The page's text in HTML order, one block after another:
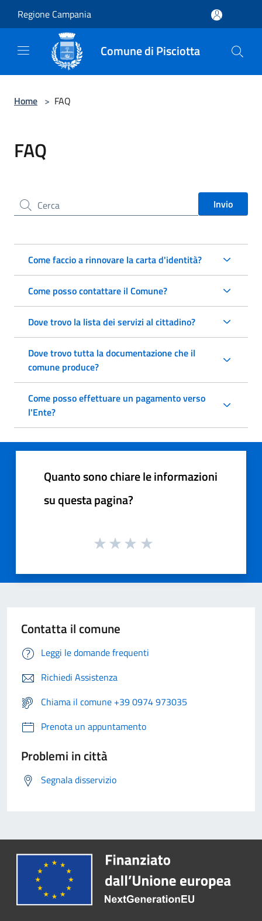
Regione Campania
Comune di Pisciotta
Home > FAQ
FAQ
Cerca nel sito Invio
Come faccio a rinnovare la carta d'identità?
Come posso contattare il Comune?
Dove trovo la lista dei servizi al cittadino?
Dove trovo tutta la documentazione che il
comune produce?
Come posso effettuare un pagamento verso
l'Ente?
Quanto sono chiare le informazioni
su questa pagina?
Contatta il comune
Leggi le domande frequenti
Richiedi Assistenza
Chiama il comune +39 0974 973035
Prenota un appuntamento
Problemi in città
Segnala disservizio